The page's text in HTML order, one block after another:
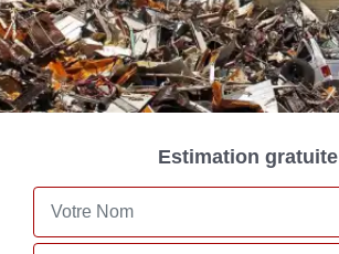
Estimation gratuite